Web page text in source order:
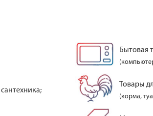
Бытовая
Товары
(корма,